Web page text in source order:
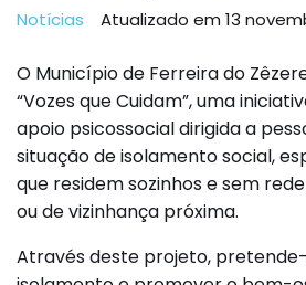
Notícias Atualizado em 13
O Município de Ferreira do
“Vozes que Cuidam”, uma
apoio psicossocial dirigida a
situação de isolamento social,
que residem sozinhos e sem
ou de vizinhança próxima.
Através deste projeto,